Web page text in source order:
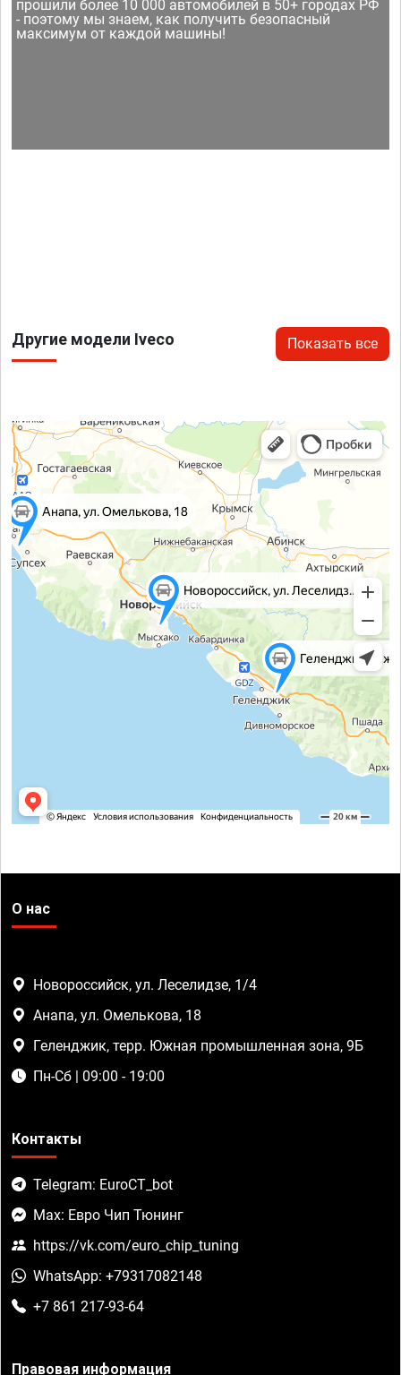
прошили более 10 000 автомобилей в 50+ городах РФ
- поэтому мы знаем, как получить безопасный
максимум от каждой машины!
Другие модели Iveco Показать все
О нас
Новороссийск, ул. Леселидзе, 1/4
Анапа, ул. Омелькова, 18
Геленджик, терр. Южная промышленная зона, 9Б
Пн-Сб | 09:00 - 19:00
Контакты
Telegram: EuroCT_bot
Max: Евро Чип Тюнинг
https://vk.com/euro_chip_tuning
WhatsApp: +79317082148
+7 861 217-93-64
Правовая информация